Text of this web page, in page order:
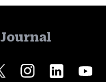
Journal